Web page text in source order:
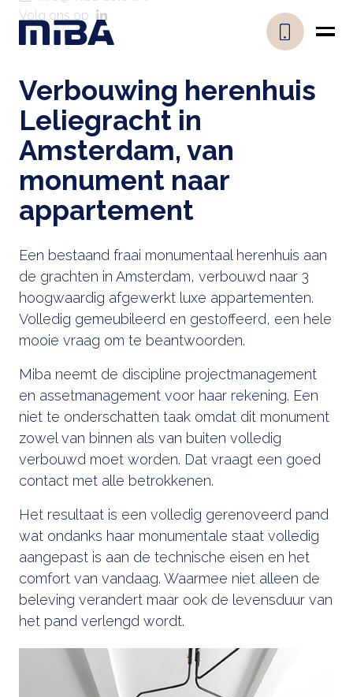
Volg ons op
Verbouwing herenhuis
Leliegracht in
Amsterdam, van
monument naar
appartement
Een bestaand fraai monumentaal herenhuis aan
de grachten in Amsterdam, verbouwd naar 3
hoogwaardig afgewerkt luxe appartementen.
Volledig gemeubileerd en gestoffeerd, een hele
mooie vraag om te beantwoorden.
Miba neemt de discipline projectmanagement
en assetmanagement voor haar rekening. Een
niet te onderschatten taak omdat dit monument
zowel van binnen als van buiten volledig
verbouwd moet worden. Dat vraagt een goed
contact met alle betrokkenen.
Het resultaat is een volledig gerenoveerd pand
wat ondanks haar monumentale staat volledig
aangepast is aan de technische eisen en het
comfort van vandaag. Waarmee niet alleen de
beleving verandert maar ook de levensduur van
het pand verlengd wordt.